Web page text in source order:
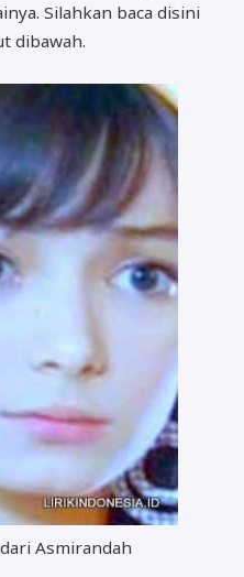
Silahkan baca disini
dibawah.
Asmirandah